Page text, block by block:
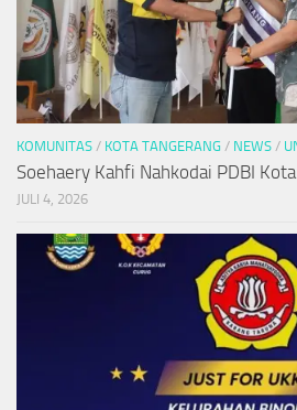
KOMUNITAS / KOTA TANGERANG / NEWS /
Soehaery Kahfi Nahkodai PDBI
JULI 4, 2026